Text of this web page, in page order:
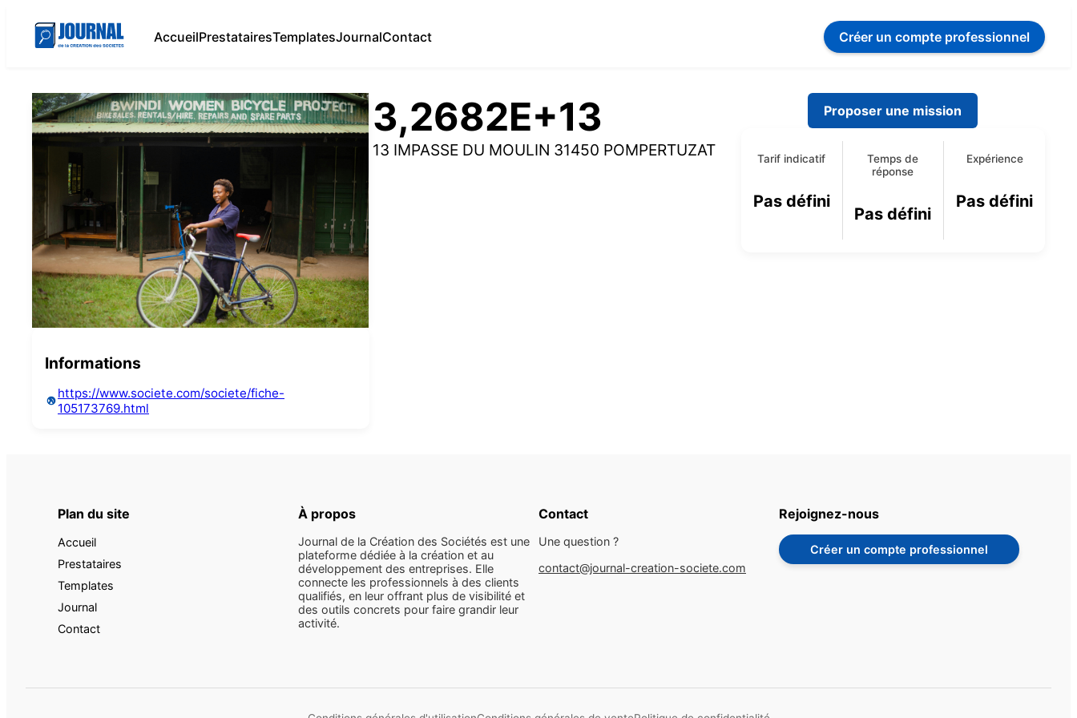
AccueilPrestatairesTemplatesJournalContact Créer un compte professionnel
3,2682E+13
13 IMPASSE DU MOULIN 31450 POMPERTUZAT
Proposer une mission
Tarif indicatif
Pas défini
Temps de
réponse
Pas défini
Expérience
Pas défini
Informations
https://www.societe.com/societe/fiche-
105173769.html
Plan du site
Accueil
Prestataires
Templates
Journal
Contact
À propos
Journal de la Création des Sociétés est une
plateforme dédiée à la création et au
développement des entreprises. Elle
connecte les professionnels à des clients
qualifiés, en leur offrant plus de visibilité et
des outils concrets pour faire grandir leur
activité.
Contact
Une question ?
contact@journal-creation-societe.com
Rejoignez-nous
Créer un compte professionnel